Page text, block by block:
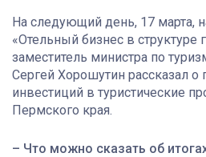
На следующий день, 17 марта,
«Отельный бизнес в структуре
заместитель министра по
Сергей Хорошутин рассказал о
инвестиций в туристические
Пермского края.
– Что можно сказать об